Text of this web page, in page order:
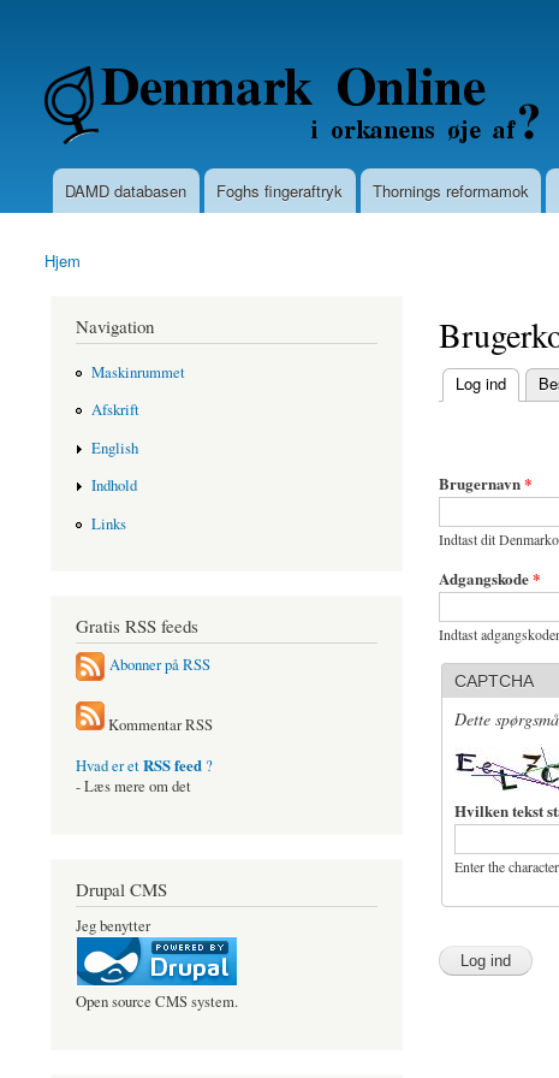
Denmarkonline.dk - blognyheder om
Main menu
DAMD databasen Foghs fingeraftryk Thornings reformamok
You are here
Hjem
Primary tabs
Log ind
(active tab)
Brugernavn*
Indtast dit
Adgangskode*
Indtast
CAPTCHA
Dette
Hvilken tekst
Enter the
Navigation
Maskinrummet
Afskrift
English
Indhold
Links
Gratis RSS feeds
Abonner på RSS
Kommentar RSS
Hvad er etRSS feed ?
- Læs mere om det
Drupal CMS
Jeg benytter
Open source CMS system.